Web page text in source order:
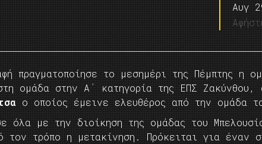
Αυγ
πραγματοποίησε το μεσημέρι της Πέμπτης η
ομάδα στην Α΄ κατηγορία της ΕΠΣ Ζακύνθου,
ο οποίος έμεινε ελευθέρος από την ομάδα
όλα με την διοίκηση της ομάδας του
τον τρόπο η μετακίνηση. Πρόκειται για έναν